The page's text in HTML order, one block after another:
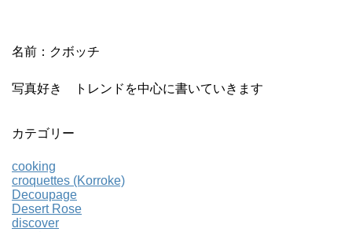
名前：クボッチ
写真好き トレンドを中心に書いていきます
カテゴリー
cooking
croquettes (Korroke)
Decoupage
Desert Rose
discover